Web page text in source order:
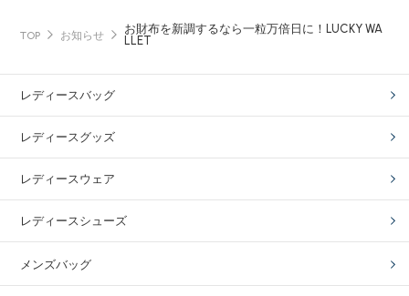
TOP お知らせ
お財布を新調するなら一粒万倍日に！LUCKY WA
LLET
レディースバッグ
レディースグッズ
レディースウェア
レディースシューズ
メンズバッグ